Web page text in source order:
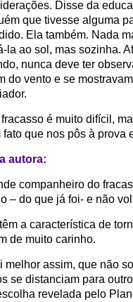
Disse da
que tivesse alguma
Ela também. Nada
la ao sol, mas sozinha.
nunca deve ter
do vento e se
é muito difícil,
que nos pôs à
autora:
companheiro do
– do que já foi- e não
a característica de
de muito carinho.
melhor assim, que não
se distanciam para
revelada pelo